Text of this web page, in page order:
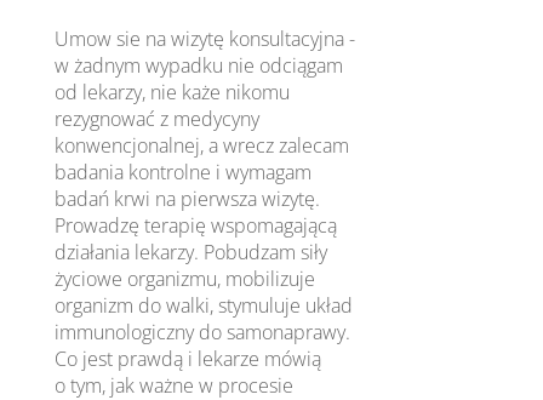
Umow sie na wizytę konsultacyjna -
w żadnym wypadku nie odciągam
od lekarzy, nie każe nikomu
rezygnować z medycyny
konwencjonalnej, a wrecz zalecam
badania kontrolne i wymagam
badań krwi na pierwsza wizytę.
Prowadzę terapię wspomagającą
działania lekarzy. Pobudzam siły
życiowe organizmu, mobilizuje
organizm do walki, stymuluje układ
immunologiczny do samonaprawy.
Co jest prawdą i lekarze mówią
o tym, jak ważne w procesie